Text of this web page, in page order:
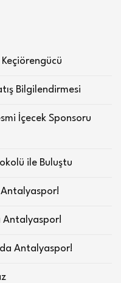
Bilgilendirmesi
İçecek Sponsoru
ile Buluştu
Antalyaspor!
Antalyaspor!
Antalyaspor!